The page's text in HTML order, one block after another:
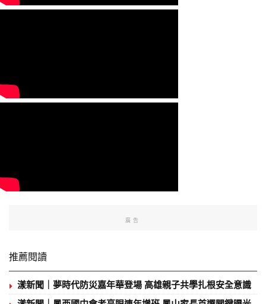
廣告
推薦閱讀
漾新聞｜夢時代防災嘉年華登場 高雄親子共學扎根安全意識